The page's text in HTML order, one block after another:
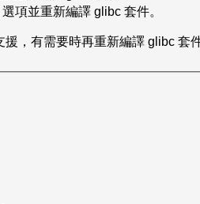
項並重新編譯 glibc 套件。
，有需要時再重新編譯 glibc 套